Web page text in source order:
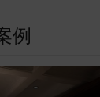
例